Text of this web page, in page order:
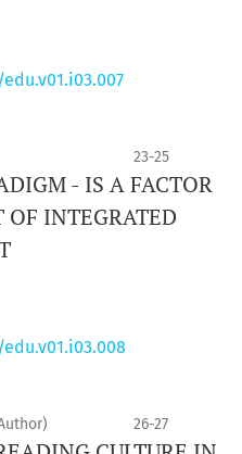
23-25
- IS A FACTOR
INTEGRATED
26-27